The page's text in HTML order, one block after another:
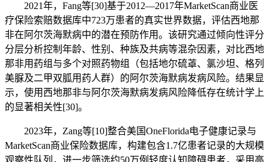
2021年，Fang等[30]基于2012—2017年MarketScan商业医
疗保险索赔数据库中723万患者的真实世界数据，评估西地那
非在阿尔茨海默病中的潜在预防作用。该研究通过倾向性评分
分层分析控制年龄、性别、种族及共病等混杂因素，对比西地
那非用药组与多个对照药物组（包括地尔硫䓬、氯沙坦、格列
美脲及二甲双胍用药人群）的阿尔茨海默病发病风险。结果显
示，使用西地那非与阿尔茨海默病发病风险降低存在统计学上
的显著相关性[30]。
2023年，Zang等[10]整合美国OneFlorida电子健康记录与
MarketScan商业保险数据库，构建包含1.7亿患者记录的大规模